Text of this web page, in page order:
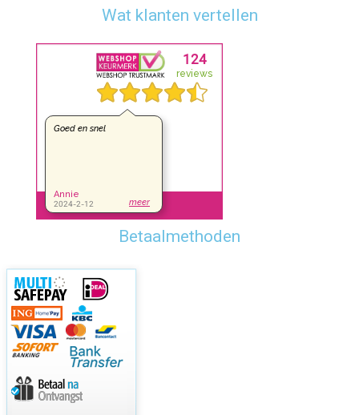
Wat klanten vertellen
Betaalmethoden